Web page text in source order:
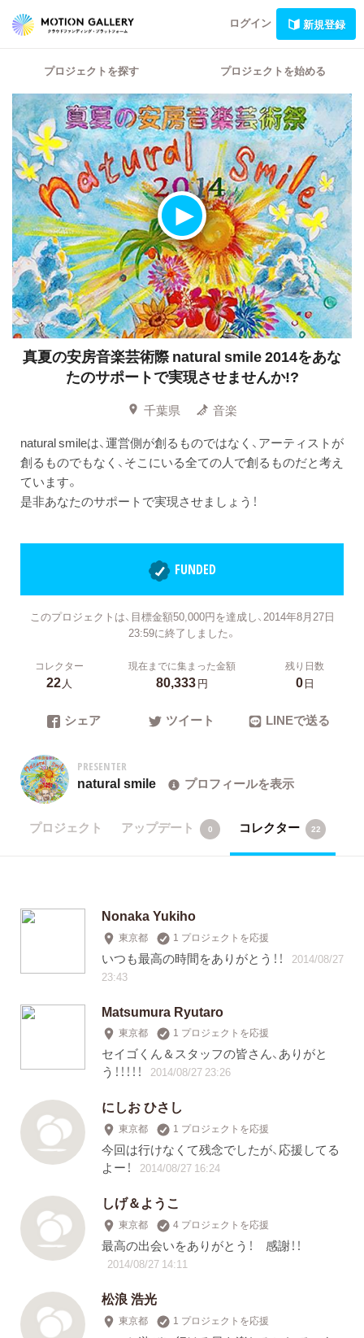
ログイン 新規登録
プロジェクトを探す プロジェクトを始める
真夏の安房音楽芸術際 natural smile 2014をあな
たのサポートで実現させませんか!?
千葉県
音楽
natural smileは、運営側が創るものではなく、アーティストが
創るものでもなく、そこにいる全ての人で創るものだと考え
ています。
是非あなたのサポートで実現させましょう！
FUNDED
このプロジェクトは、目標金額50,000円を達成し、2014年8月27日
23:59に終了しました。
コレクター
22人
現在までに集まった金額
80,333円
残り日数
0日
シェア ツイート LINEで送る
PRESENTER
natural smile プロフィールを表示
プロジェクト アップデート 0 コレクター 22
Nonaka Yukiho
東京都 1 プロジェクトを応援
いつも最高の時間をありがとう！！
2014/08/27
23:43
Matsumura Ryutaro
東京都 1 プロジェクトを応援
セイゴくん＆スタッフの皆さん、ありがと
う！！！！！
2014/08/27 23:26
にしお ひさし
東京都 1 プロジェクトを応援
今回は行けなくて残念でしたが、応援してる
よー！
2014/08/27 16:24
しげ＆ようこ
東京都 4 プロジェクトを応援
最高の出会いをありがとう！ 感謝！！
2014/08/27 14:11
松浪 浩光
東京都 1 プロジェクトを応援